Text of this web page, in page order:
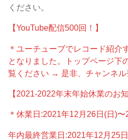
ください。
【YouTube配信500回！】
＊ユーチューブでレコード紹介
となりました。トップページ下
覧ください → 是非、チャンネル
【2021-2022年末年始休業のお
＊休業日:2021年12月26日(日)
年内最終営業日:2021年12月25